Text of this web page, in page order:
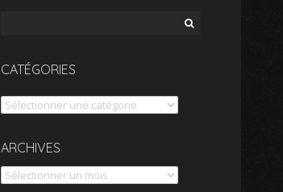
CATÉGORIES
Catégories
ARCHIVES
Archives